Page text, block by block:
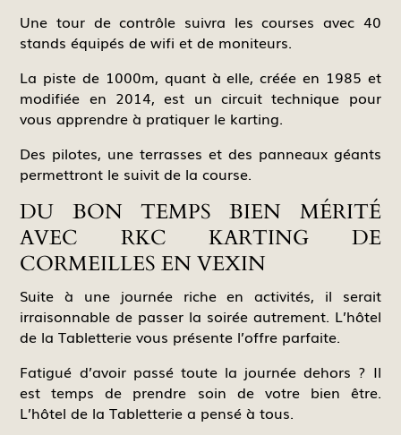
Une tour de contrôle suivra les courses avec 40
stands équipés de wifi et de moniteurs.
La piste de 1000m, quant à elle, créée en 1985 et
modifiée en 2014, est un circuit technique pour
vous apprendre à pratiquer le karting.
Des pilotes, une terrasses et des panneaux géants
permettront le suivit de la course.
DU BON TEMPS BIEN MÉRITÉ
AVEC RKC KARTING DE
CORMEILLES EN VEXIN
Suite à une journée riche en activités, il serait
irraisonnable de passer la soirée autrement. L’hôtel
de la Tabletterie vous présente l’offre parfaite.
Fatigué d’avoir passé toute la journée dehors ? Il
est temps de prendre soin de votre bien être.
L’hôtel de la Tabletterie a pensé à tous.